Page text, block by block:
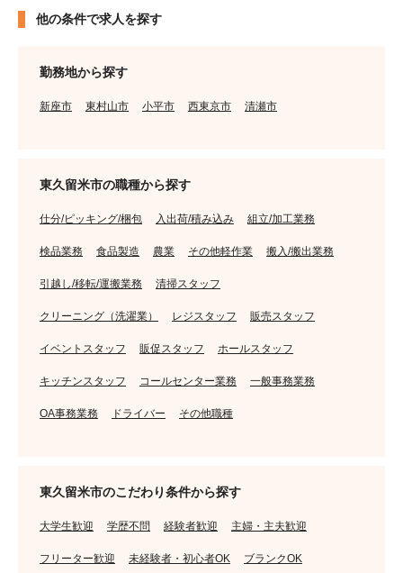
他の条件で求人を探す
勤務地から探す
新座市 東村山市 小平市 西東京市 清瀬市
東久留米市の職種から探す
仕分/ピッキング/梱包 入出荷/積み込み 組立/加工業務
検品業務 食品製造 農業 その他軽作業 搬入/搬出業務
引越し/移転/運搬業務 清掃スタッフ
クリーニング（洗濯業） レジスタッフ 販売スタッフ
イベントスタッフ 販促スタッフ ホールスタッフ
キッチンスタッフ コールセンター業務 一般事務業務
OA事務業務 ドライバー その他職種
東久留米市のこだわり条件から探す
大学生歓迎 学歴不問 経験者歓迎 主婦・主夫歓迎
フリーター歓迎 未経験者・初心者OK ブランクOK